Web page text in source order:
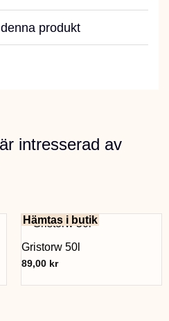
produkt
intresserad av
Hämtas i butik
Gristorw 50l
89,00 kr